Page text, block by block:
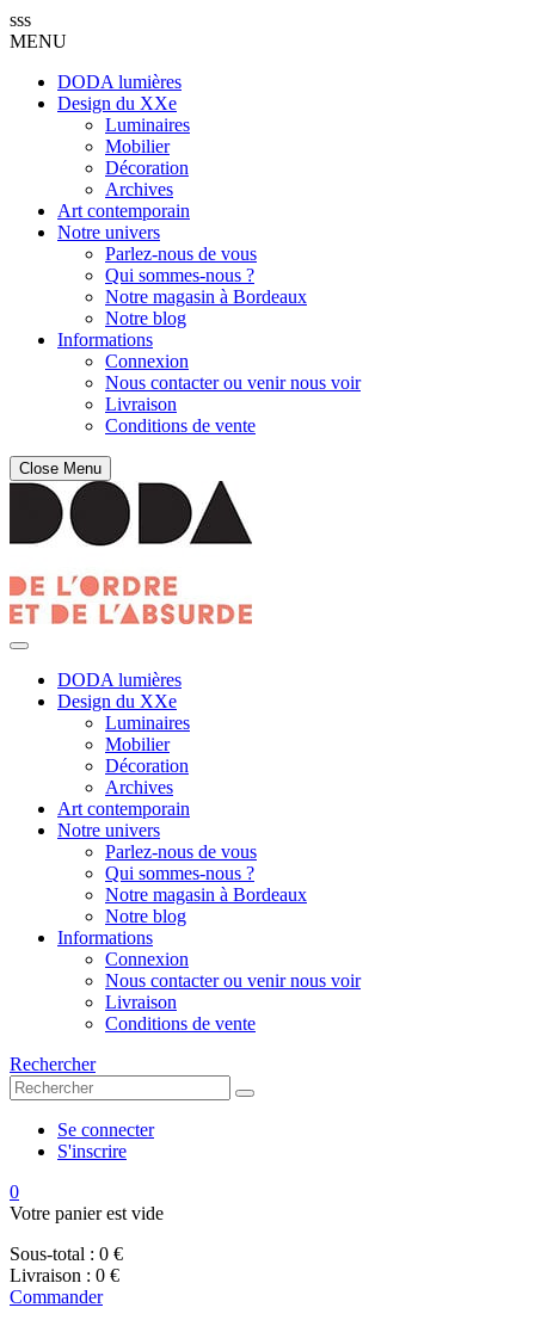
sss
MENU
DODA lumières
Design du XXe
Luminaires
Mobilier
Décoration
Archives
Art contemporain
Notre univers
Parlez-nous de vous
Qui sommes-nous ?
Notre magasin à Bordeaux
Notre blog
Informations
Connexion
Nous contacter ou venir nous voir
Livraison
Conditions de vente
Close Menu
DODA lumières
Design du XXe
Luminaires
Mobilier
Décoration
Archives
Art contemporain
Notre univers
Parlez-nous de vous
Qui sommes-nous ?
Notre magasin à Bordeaux
Notre blog
Informations
Connexion
Nous contacter ou venir nous voir
Livraison
Conditions de vente
Rechercher
Se connecter
S'inscrire
0
Votre panier est vide
Sous-total : 0 €
Livraison : 0 €
Commander